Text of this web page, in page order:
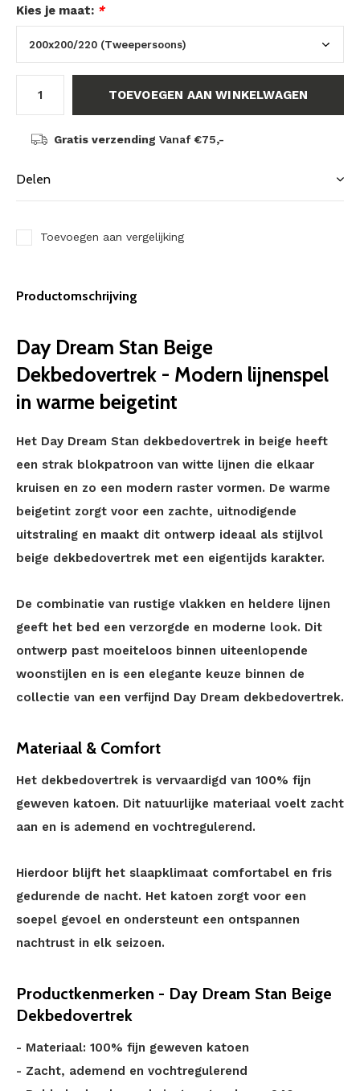
Kies je maat: *
TOEVOEGEN AAN WINKELWAGEN
Gratis verzending Vanaf €75,-
Delen
Toevoegen aan vergelijking
Productomschrijving
Day Dream Stan Beige
Dekbedovertrek - Modern lijnenspel
in warme beigetint
Het Day Dream Stan dekbedovertrek in beige heeft
een strak blokpatroon van witte lijnen die elkaar
kruisen en zo een modern raster vormen. De warme
beigetint zorgt voor een zachte, uitnodigende
uitstraling en maakt dit ontwerp ideaal als stijlvol
beige dekbedovertrek met een eigentijds karakter.
De combinatie van rustige vlakken en heldere lijnen
geeft het bed een verzorgde en moderne look. Dit
ontwerp past moeiteloos binnen uiteenlopende
woonstijlen en is een elegante keuze binnen de
collectie van een verfijnd Day Dream dekbedovertrek.
Materiaal & Comfort
Het dekbedovertrek is vervaardigd van 100% fijn
geweven katoen. Dit natuurlijke materiaal voelt zacht
aan en is ademend en vochtregulerend.
Hierdoor blijft het slaapklimaat comfortabel en fris
gedurende de nacht. Het katoen zorgt voor een
soepel gevoel en ondersteunt een ontspannen
nachtrust in elk seizoen.
Productkenmerken - Day Dream Stan Beige
Dekbedovertrek
- Materiaal: 100% fijn geweven katoen
- Zacht, ademend en vochtregulerend